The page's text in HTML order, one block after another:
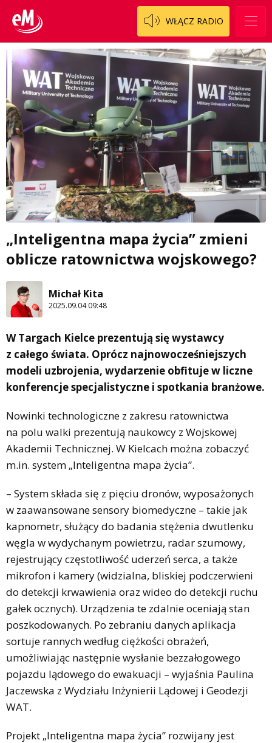
WŁĄCZ RADIO
„Inteligentna mapa życia” zmieni
oblicze ratownictwa wojskowego?
Michał Kita
2025.09.04 09:48
W Targach Kielce prezentują się wystawcy
z całego świata. Oprócz najnowocześniejszych
modeli uzbrojenia, wydarzenie obfituje w liczne
konferencje specjalistyczne i spotkania branżowe.
Nowinki technologiczne z zakresu ratownictwa
na polu walki prezentują naukowcy z Wojskowej
Akademii Technicznej. W Kielcach można zobaczyć
m.in. system „Inteligentna mapa życia”.
– System składa się z pięciu dronów, wyposażonych
w zaawansowane sensory biomedyczne – takie jak
kapnometr, służący do badania stężenia dwutlenku
węgla w wydychanym powietrzu, radar szumowy,
rejestrujący częstotliwość uderzeń serca, a także
mikrofon i kamery (widzialna, bliskiej podczerwieni
do detekcji krwawienia oraz wideo do detekcji ruchu
gałek ocznych). Urządzenia te zdalnie oceniają stan
poszkodowanych. Po zebraniu danych aplikacja
sortuje rannych według ciężkości obrażeń,
umożliwiając następnie wysłanie bezzałogowego
pojazdu lądowego do ewakuacji – wyjaśnia Paulina
Jaczewska z Wydziału Inżynierii Lądowej i Geodezji
WAT.
Projekt „Inteligentna mapa życia” rozwijany jest